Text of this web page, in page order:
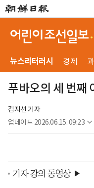
뉴스리터러시 경제
푸바오의 세 번째
김지선 기자
업데이트 2026.06.15. 09:23
기자 강의 동영상 ▶